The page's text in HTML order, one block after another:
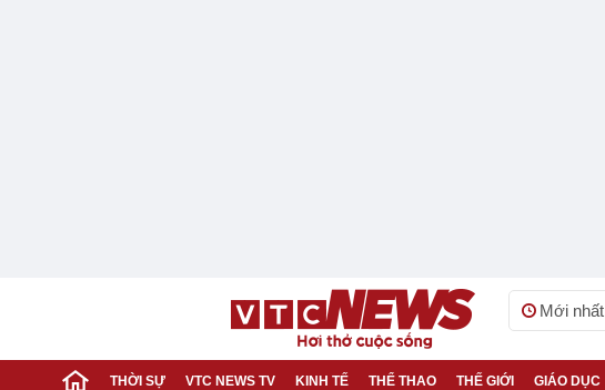
Mới nhất
THỜI SỰ VTC NEWS TV KINH TẾ THỂ THAO THẾ GIỚI GIÁO DỤC